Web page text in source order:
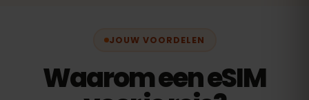
JOUW VOORDELEN
Waarom een eSIM